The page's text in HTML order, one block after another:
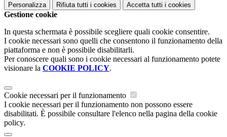
Personalizza Rifiuta tutti i cookies Accetta tutti i cookies
Gestione cookie
In questa schermata è possibile scegliere quali cookie consentire.
I cookie necessari sono quelli che consentono il funzionamento della
piattaforma e non è possibile disabilitarli.
Per conoscere quali sono i cookie necessari al funzionamento potete
visionare la COOKIE POLICY.
Cookie necessari per il funzionamento
I cookie necessari per il funzionamento non possono essere
disabilitati. È possibile consultare l'elenco nella pagina della cookie
policy.